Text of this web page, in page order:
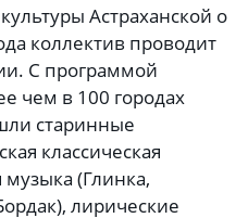
Астраханской о
коллектив проводит
С программой
чем в 100 городах
старинные
классическая
(Глинка,
лирические